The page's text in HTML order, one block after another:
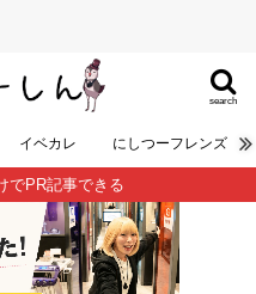
search
イベカレ にしつーフレンズ
でPR記事できる